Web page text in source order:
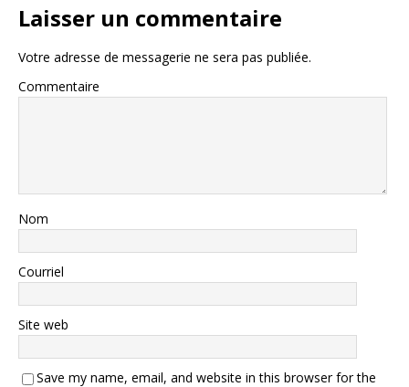
Laisser un commentaire
Votre adresse de messagerie ne sera pas publiée.
Commentaire
Nom
Courriel
Site web
Save my name, email, and website in this browser for the